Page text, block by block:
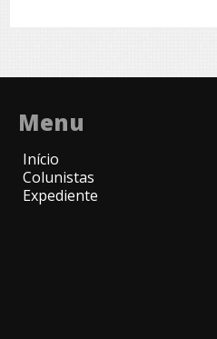
Menu
Início
Colunistas
Expediente